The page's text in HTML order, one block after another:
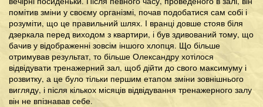
помітив зміни у своєму організмі, почав подобатися сам собі і
розуміти, що це правильний шлях. І вранці довше стояв біля
дзеркала перед виходом з квартири, і був здивований тому, що
бачив у відображенні зовсім іншого хлопця. Що більше
отримував результат, то більше Олександру хотілося
відвідувати тренажерний зал, щоб дійти до свого максимуму і
розвитку, а це було тільки першим етапом зміни зовнішнього
вигляду, і після кількох місяців відвідування тренажерного залу
він не впізнавав себе.